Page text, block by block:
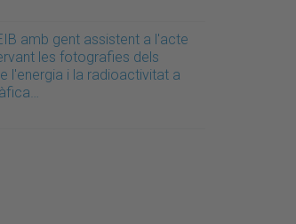
amb gent assistent a l'acte
les fotografies dels
l'energia i la radioactivitat a